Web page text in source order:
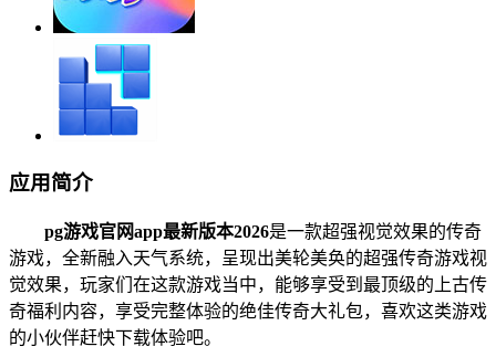
应用简介
pg游戏官网app最新版本2026是一款超强视觉效果的传奇
游戏，全新融入天气系统，呈现出美轮美奂的超强传奇游戏视
觉效果，玩家们在这款游戏当中，能够享受到最顶级的上古传
奇福利内容，享受完整体验的绝佳传奇大礼包，喜欢这类游戏
的小伙伴赶快下载体验吧。